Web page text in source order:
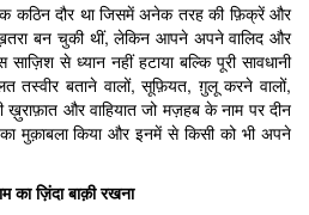
कठिन दौर था जिसमें अनेक तरह की फ़िक्रें और
ख़तरा बन चुकी थीं, लेकिन आपने अपने वालिद और
से ध्यान नहीं हटाया बल्कि पूरी सावधानी
तस्वीर बताने वालों, सूफ़ियत, ग़ुलू करने वालों,
ख़ुराफ़ात और वाहियात जो मज़हब के नाम पर दीन
मुक़ाबला किया और इनमें से किसी को भी अपने
ज़िंदा बाक़ी रखना